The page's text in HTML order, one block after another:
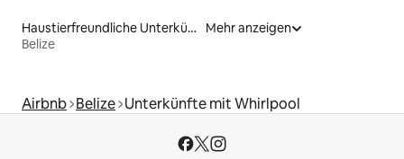
Haustierfreundliche Unterkünfte
Belize
Mehr anzeigen
Airbnb Belize Unterkünfte mit Whirlpool